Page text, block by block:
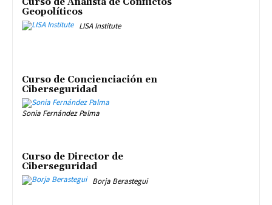
Geopolíticos
LISA Institute
Curso de Concienciación en
Ciberseguridad
Sonia Fernández Palma
Curso de Director de
Ciberseguridad
Borja Berastegui